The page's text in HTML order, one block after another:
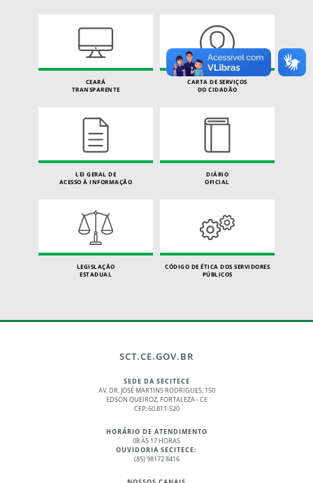
CEARÁ
TRANSPARENTE
CARTA DE SERVIÇOS
DO CIDADÃO
LEI GERAL DE
ACESSO À INFORMAÇÃO
DIÁRIO
OFICIAL
LEGISLAÇÃO
ESTADUAL
CÓDIGO DE ÉTICA DOS SERVIDORES
PÚBLICOS
SCT.CE.GOV.BR
SEDE DA SECITECE
AV. DR. JOSÉ MARTINS RODRIGUES, 150
EDSON QUEIROZ, FORTALEZA - CE
CEP: 60.811-520
HORÁRIO DE ATENDIMENTO
08 ÀS 17 HORAS
OUVIDORIA SECITECE:
(85) 98172 8416